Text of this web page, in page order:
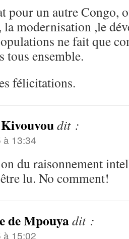
pour un autre Congo,
la modernisation ,le
ne fait que
tous ensemble.
félicitations.
dit :
à 13:34
du raisonnement
lu. No comment!
de Mpouyadit :
à 15:02